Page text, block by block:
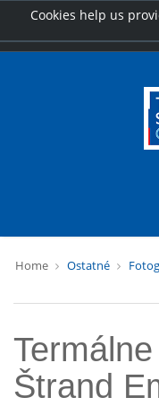
Cookies help us
Home Ostatné
Štrand